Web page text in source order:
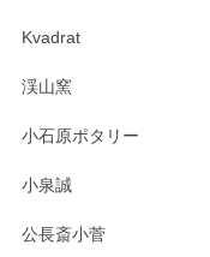
淡いグリーンのカラ
Kvadrat
渓山窯
小石原ポタリー
小泉誠
公長斎小菅